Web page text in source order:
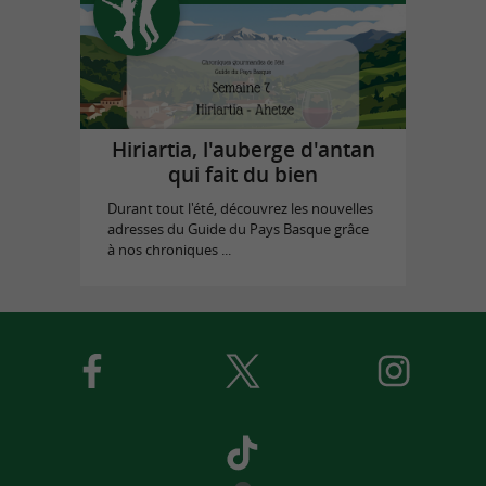
Hiriartia, l'auberge d'antan
qui fait du bien
Durant tout l'été, découvrez les nouvelles
adresses du Guide du Pays Basque grâce
à nos chroniques ...